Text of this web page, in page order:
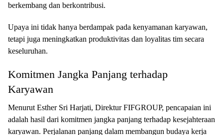
berkembang dan berkontribusi.
Upaya ini tidak hanya berdampak pada kenyamanan karyawan,
tetapi juga meningkatkan produktivitas dan loyalitas tim secara
keseluruhan.
Komitmen Jangka Panjang terhadap
Karyawan
Menurut Esther Sri Harjati, Direktur FIFGROUP, pencapaian ini
adalah hasil dari komitmen jangka panjang terhadap kesejahteraan
karyawan. Perjalanan panjang dalam membangun budaya kerja